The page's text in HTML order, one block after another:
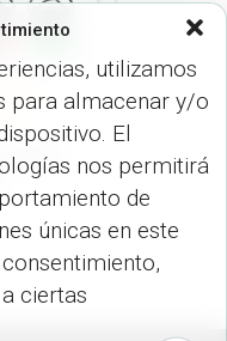
utilizamos
para almacenar y/o
El
nos permitirá
de
únicas en este
ciertas
Y